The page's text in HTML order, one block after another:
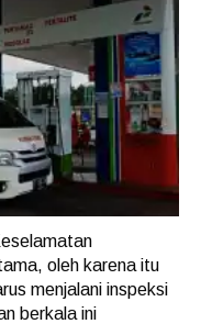
oleh karena itu
menjalani inspeksi
berkala ini